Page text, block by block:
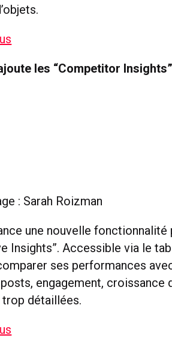
les “Competitor Insights”
: Sarah Roizman
une nouvelle
Insights”. Accessible via le
ses performances
engagement, croissance
trop détaillées.